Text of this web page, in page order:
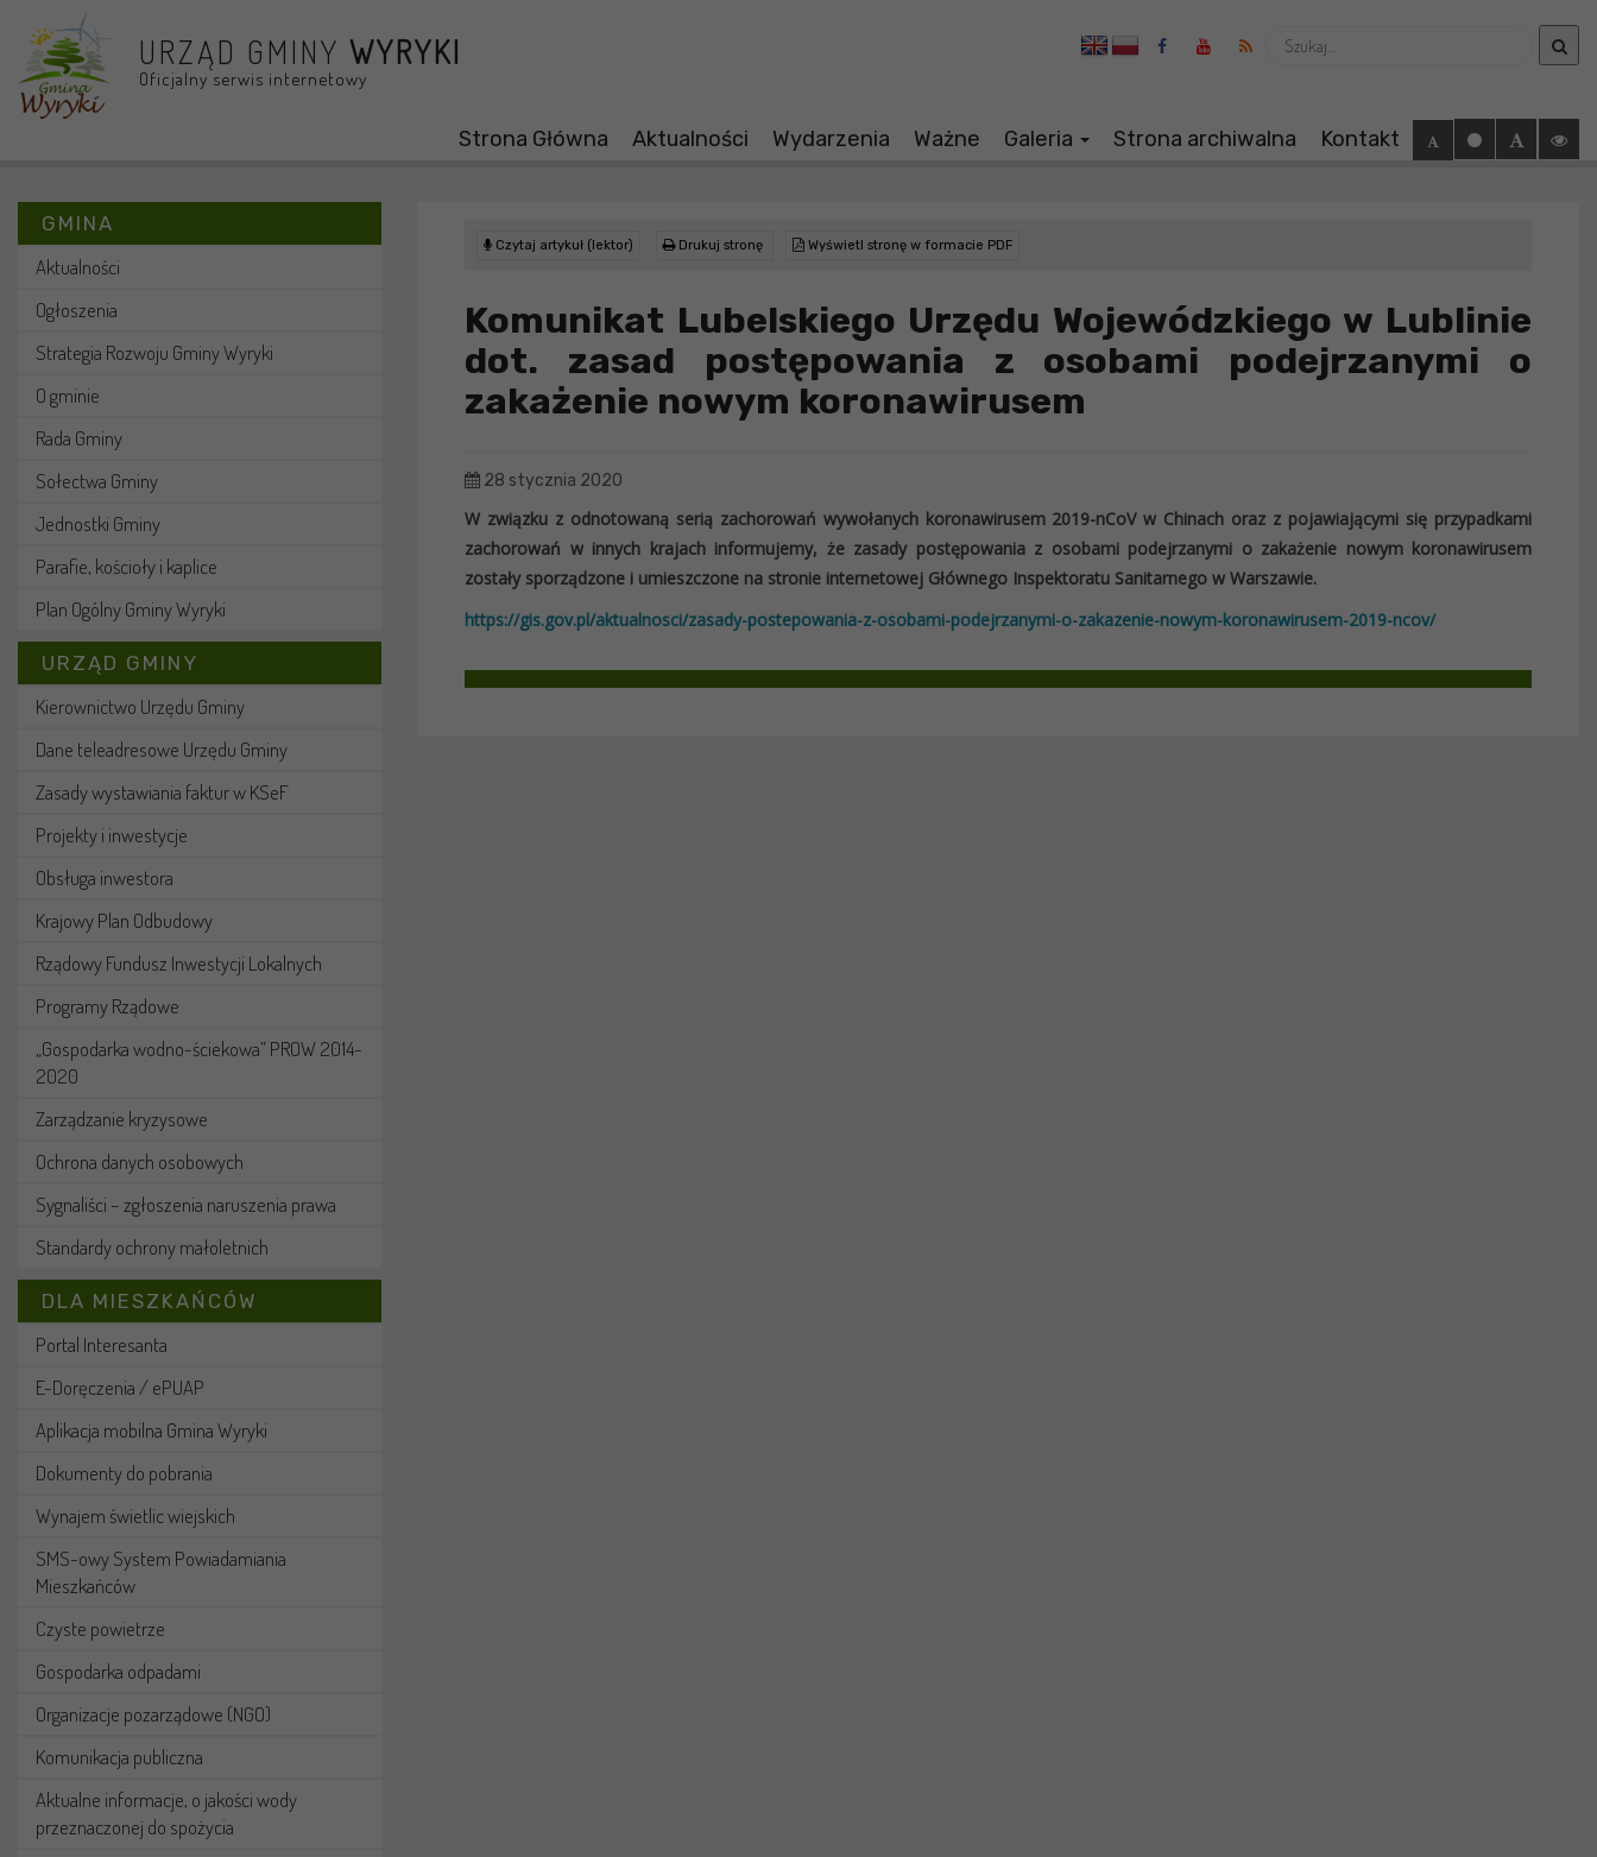
URZĄD GMINY WYRYKI
Oficjalny serwis internetowy
Wyszukaj
Strona Główna Aktualności Wydarzenia Ważne Galeria Strona archiwalna Kontakt
GMINA
Aktualności
Ogłoszenia
Strategia Rozwoju Gminy Wyryki
O gminie
Rada Gminy
Sołectwa Gminy
Jednostki Gminy
Parafie, kościoły i kaplice
Plan Ogólny Gminy Wyryki
URZĄD GMINY
Kierownictwo Urzędu Gminy
Dane teleadresowe Urzędu Gminy
Zasady wystawiania faktur w KSeF
Projekty i inwestycje
Obsługa inwestora
Krajowy Plan Odbudowy
Rządowy Fundusz Inwestycji Lokalnych
Programy Rządowe
„Gospodarka wodno-ściekowa” PROW 2014-
2020
Zarządzanie kryzysowe
Ochrona danych osobowych
Sygnaliści – zgłoszenia naruszenia prawa
Standardy ochrony małoletnich
DLA MIESZKAŃCÓW
Portal Interesanta
E-Doręczenia / ePUAP
Aplikacja mobilna Gmina Wyryki
Dokumenty do pobrania
Wynajem świetlic wiejskich
SMS-owy System Powiadamiania
Mieszkańców
Czyste powietrze
Gospodarka odpadami
Organizacje pozarządowe (NGO)
Komunikacja publiczna
Aktualne informacje, o jakości wody
przeznaczonej do spożycia
Czytaj artykuł (lektor) Drukuj stronę Wyświetl stronę w formacie PDF
Komunikat Lubelskiego Urzędu Wojewódzkiego w Lublinie
dot. zasad postępowania z osobami podejrzanymi o
zakażenie nowym koronawirusem
28 stycznia 2020
W związku z odnotowaną serią zachorowań wywołanych koronawirusem 2019-nCoV w Chinach oraz z pojawiającymi się przypadkami
zachorowań w innych krajach informujemy, że zasady postępowania z osobami podejrzanymi o zakażenie nowym koronawirusem
zostały sporządzone i umieszczone na stronie internetowej Głównego Inspektoratu Sanitarnego w Warszawie.
https://gis.gov.pl/aktualnosci/zasady-postepowania-z-osobami-podejrzanymi-o-zakazenie-nowym-koronawirusem-2019-ncov/